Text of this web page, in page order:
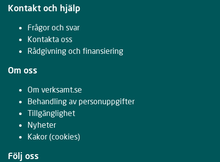
Kontakt och hjälp
Frågor och svar
Kontakta oss
Rådgivning och finansiering
Om oss
Om verksamt.se
Behandling av personuppgifter
Tillgänglighet
Nyheter
Kakor (cookies)
Följ oss